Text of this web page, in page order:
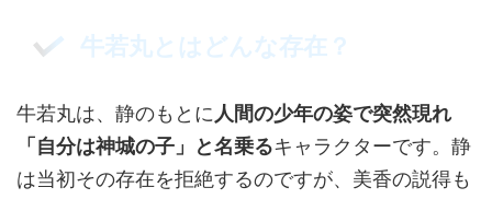
牛若丸とはどんな存在？
牛若丸は、静のもとに人間の少年の姿で突然現れ
「自分は神城の子」と名乗るキャラクターです。静
は当初その存在を拒絶するのですが、美香の説得も